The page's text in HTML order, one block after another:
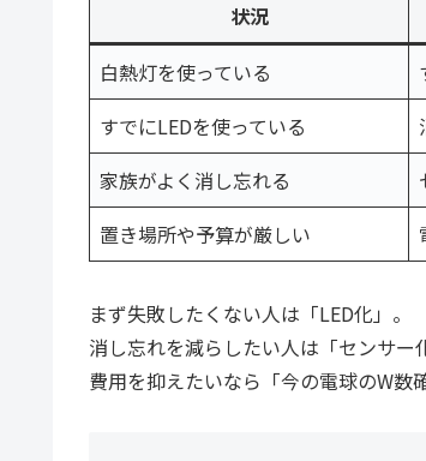
状況
白熱灯を使っている
すでにLEDを使っている
家族がよく消し忘れる
置き場所や予算が厳しい
まず失敗したくない人は「LED化」。
消し忘れを減らしたい人は「センサー
費用を抑えたいなら「今の電球のW数